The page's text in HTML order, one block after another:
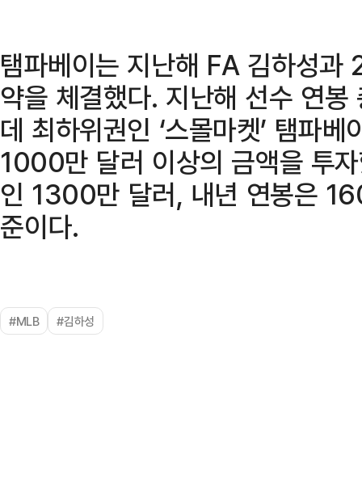
탬파베이는 지난해 FA 김하성
약을 체결했다. 지난해 선수 연
데 최하위권인 ‘스몰마켓’ 탬파
1000만 달러 이상의 금액을 투
인 1300만 달러, 내년 연봉은
준이다.
#MLB #김하성